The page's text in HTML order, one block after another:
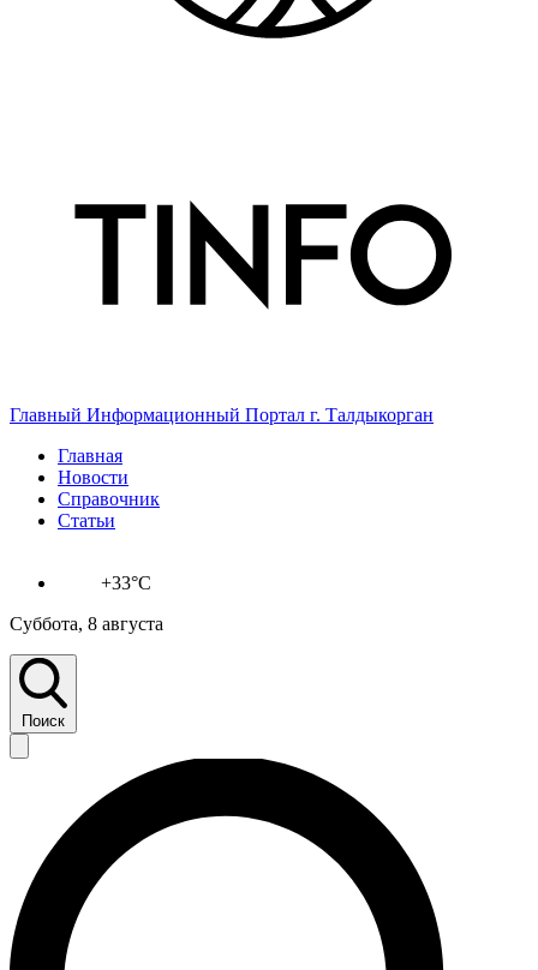
Главный Информационный Портал г. Талдыкорган
Главная
Новости
Справочник
Статьи
+33°C
Суббота, 8 августа
Поиск